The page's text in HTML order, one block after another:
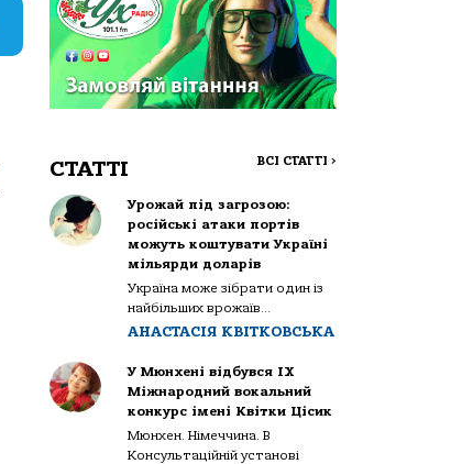
СТАТТІ ВСІ СТАТТІ >
Урожай під загрозою:
російські атаки портів
можуть коштувати Україні
мільярди доларів
Україна може зібрати один із
найбільших врожаїв...
АНАСТАСІЯ КВІТКОВСЬКА
У Мюнхені відбувся IX
Міжнародний вокальний
конкурс імені Квітки Цісик
Мюнхен. Німеччина. В
Консультаційній установі